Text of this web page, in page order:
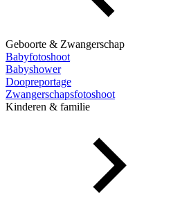
Geboorte & Zwangerschap
Babyfotoshoot
Babyshower
Doopreportage
Zwangerschapsfotoshoot
Kinderen & familie